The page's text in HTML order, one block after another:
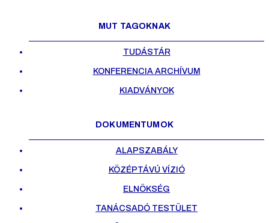
MUT TAGOKNAK
TUDÁSTÁR
KONFERENCIA ARCHÍVUM
KIADVÁNYOK
DOKUMENTUMOK
ALAPSZABÁLY
KÖZÉPTÁVÚ VÍZIÓ
ELNÖKSÉG
TANÁCSADÓ TESTÜLET